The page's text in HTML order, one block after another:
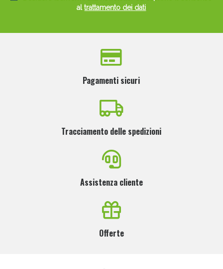
altrattamento dei dati
Pagamenti sicuri
Tracciamento delle spedizioni
Assistenza cliente
Offerte